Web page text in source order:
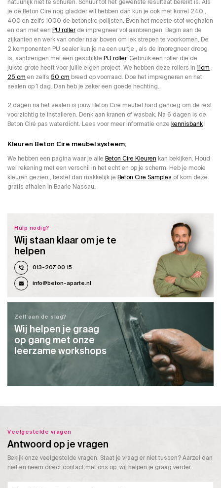
natuurlijk niet te schuren. Schuur tot het gewenste resultaat bereikt is. Als
je de Beton Cire nog gladder wil hebben dan kun je ook met korrel 240 ,
400 en zelfs 1000 de betoncire polijsten. Even het meeste stof weghalen
en dan met een PU rollerde impregneer vol aanbrengen. Begin aan de
zijkanten en werk van onder naar boven om lek strepen te voorkomen. De
2 komponenten PU sealer kun je na een uurtje , als de impregneer droog
is, aanbrengen met een geschikte PU roller. Gebruik een roller die de
juiste grote heeft voor jullie eigen project. We hebben deze rollers in11cm ,
25 cm en zelfs 50 cm breed op voorraad. Doe het impregneren en het
sealen op 1 dag. Dan heb je zeker een goede hechting.
2 dagen na het sealen is jouw Beton Ciré meubel hard genoeg om de rest
voorzichtig te installeren. Denk aan kranen of wasbak. Na 6 dagen is de
Beton Ciré pas waterdicht. Lees voor meer informatie onze kennisbank !
Kleuren Beton Cire meubel systeem;
We hebben een pagina waar je alle Beton Cire Kleuren kan bekijken. Houd
wel rekening met een verschil in het echt en op je scherm. Heb je mooie
kleuren gezien , bestel dan makkelijk je Beton Cire Samples of kom deze
gratis afhalen in Baarle Nassau.
Hulp nodig?
Wij staan klaar om je te
helpen
013-207 00 15
info@beton-aparte.nl
Zelf aan de slag?
Wij helpen je graag
op gang met onze
leerzame workshops
Veelgestelde vragen
Antwoord op je vragen
Bekijk onze veelgestelde vragen. Staat je vraag er niet tussen? Aarzel dan
niet en neem direct contact met ons op, wij helpen je graag verder.